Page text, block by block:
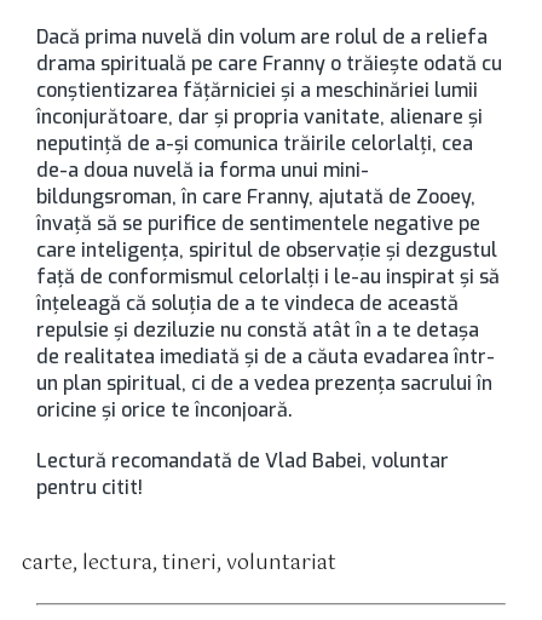
Dacă prima nuvelă din volum are rolul de a reliefa
drama spirituală pe care Franny o trăiește odată cu
conștientizarea fățărniciei și a meschinăriei lumii
înconjurătoare, dar și propria vanitate, alienare și
neputință de a-și comunica trăirile celorlalți, cea
de-a doua nuvelă ia forma unui mini-
bildungsroman, în care Franny, ajutată de Zooey,
învață să se purifice de sentimentele negative pe
care inteligența, spiritul de observație și dezgustul
față de conformismul celorlalți i le-au inspirat și să
înțeleagă că soluția de a te vindeca de această
repulsie și deziluzie nu constă atât în a te detașa
de realitatea imediată și de a căuta evadarea într-
un plan spiritual, ci de a vedea prezența sacrului în
oricine și orice te înconjoară.
Lectură recomandată de Vlad Babei, voluntar
pentru citit!
carte, lectura,tineri,voluntariat